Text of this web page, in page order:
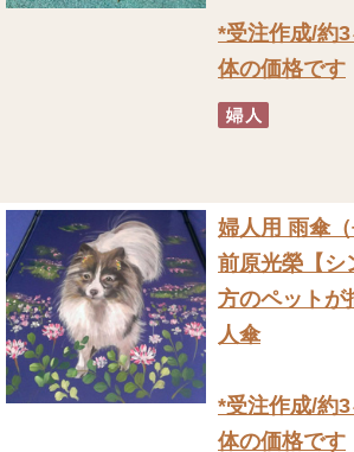
*受注作成/約
体の価格です
婦人用 雨傘（
前原光榮【シ
方のペットが
人傘
*受注作成/約
体の価格です